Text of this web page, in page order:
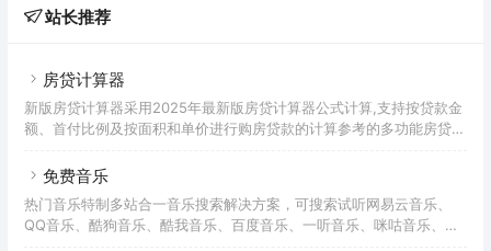
来华留学生接收院校。
站长推荐
房贷计算器
新版房贷计算器采用2025年最新版房贷计算器公式计算,支持按贷款金
额、首付比例及按面积和单价进行购房贷款的计算参考的多功能房贷计
贷款利率、首付、月供明细等提供计算参考。
免费音乐
热门音乐特制多站合一音乐搜索解决方案，可搜索试听网易云音乐、
QQ音乐、酷狗音乐、酷我音乐、百度音乐、一听音乐、咪咕音乐、荔